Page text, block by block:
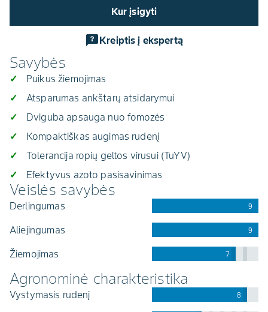
Kur įsigyti
Kreiptis į ekspertą
Savybės
Puikus žiemojimas
Atsparumas ankštarų atsidarymui
Dviguba apsauga nuo fomozės
Kompaktiškas augimas rudenį
Tolerancija ropių geltos virusui (TuYV)
Efektyvus azoto pasisavinimas
Veislės savybės
derlingumas 9
aliejingumas 9
žiemojimas 7
Agronominė charakteristika
vystymasis rudenį 8